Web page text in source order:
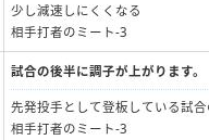
少し減速しにくくなる
相手打者のミート-3
試合の後半に調子が上がります。
先発投手として登板している試
相手打者のミート-3